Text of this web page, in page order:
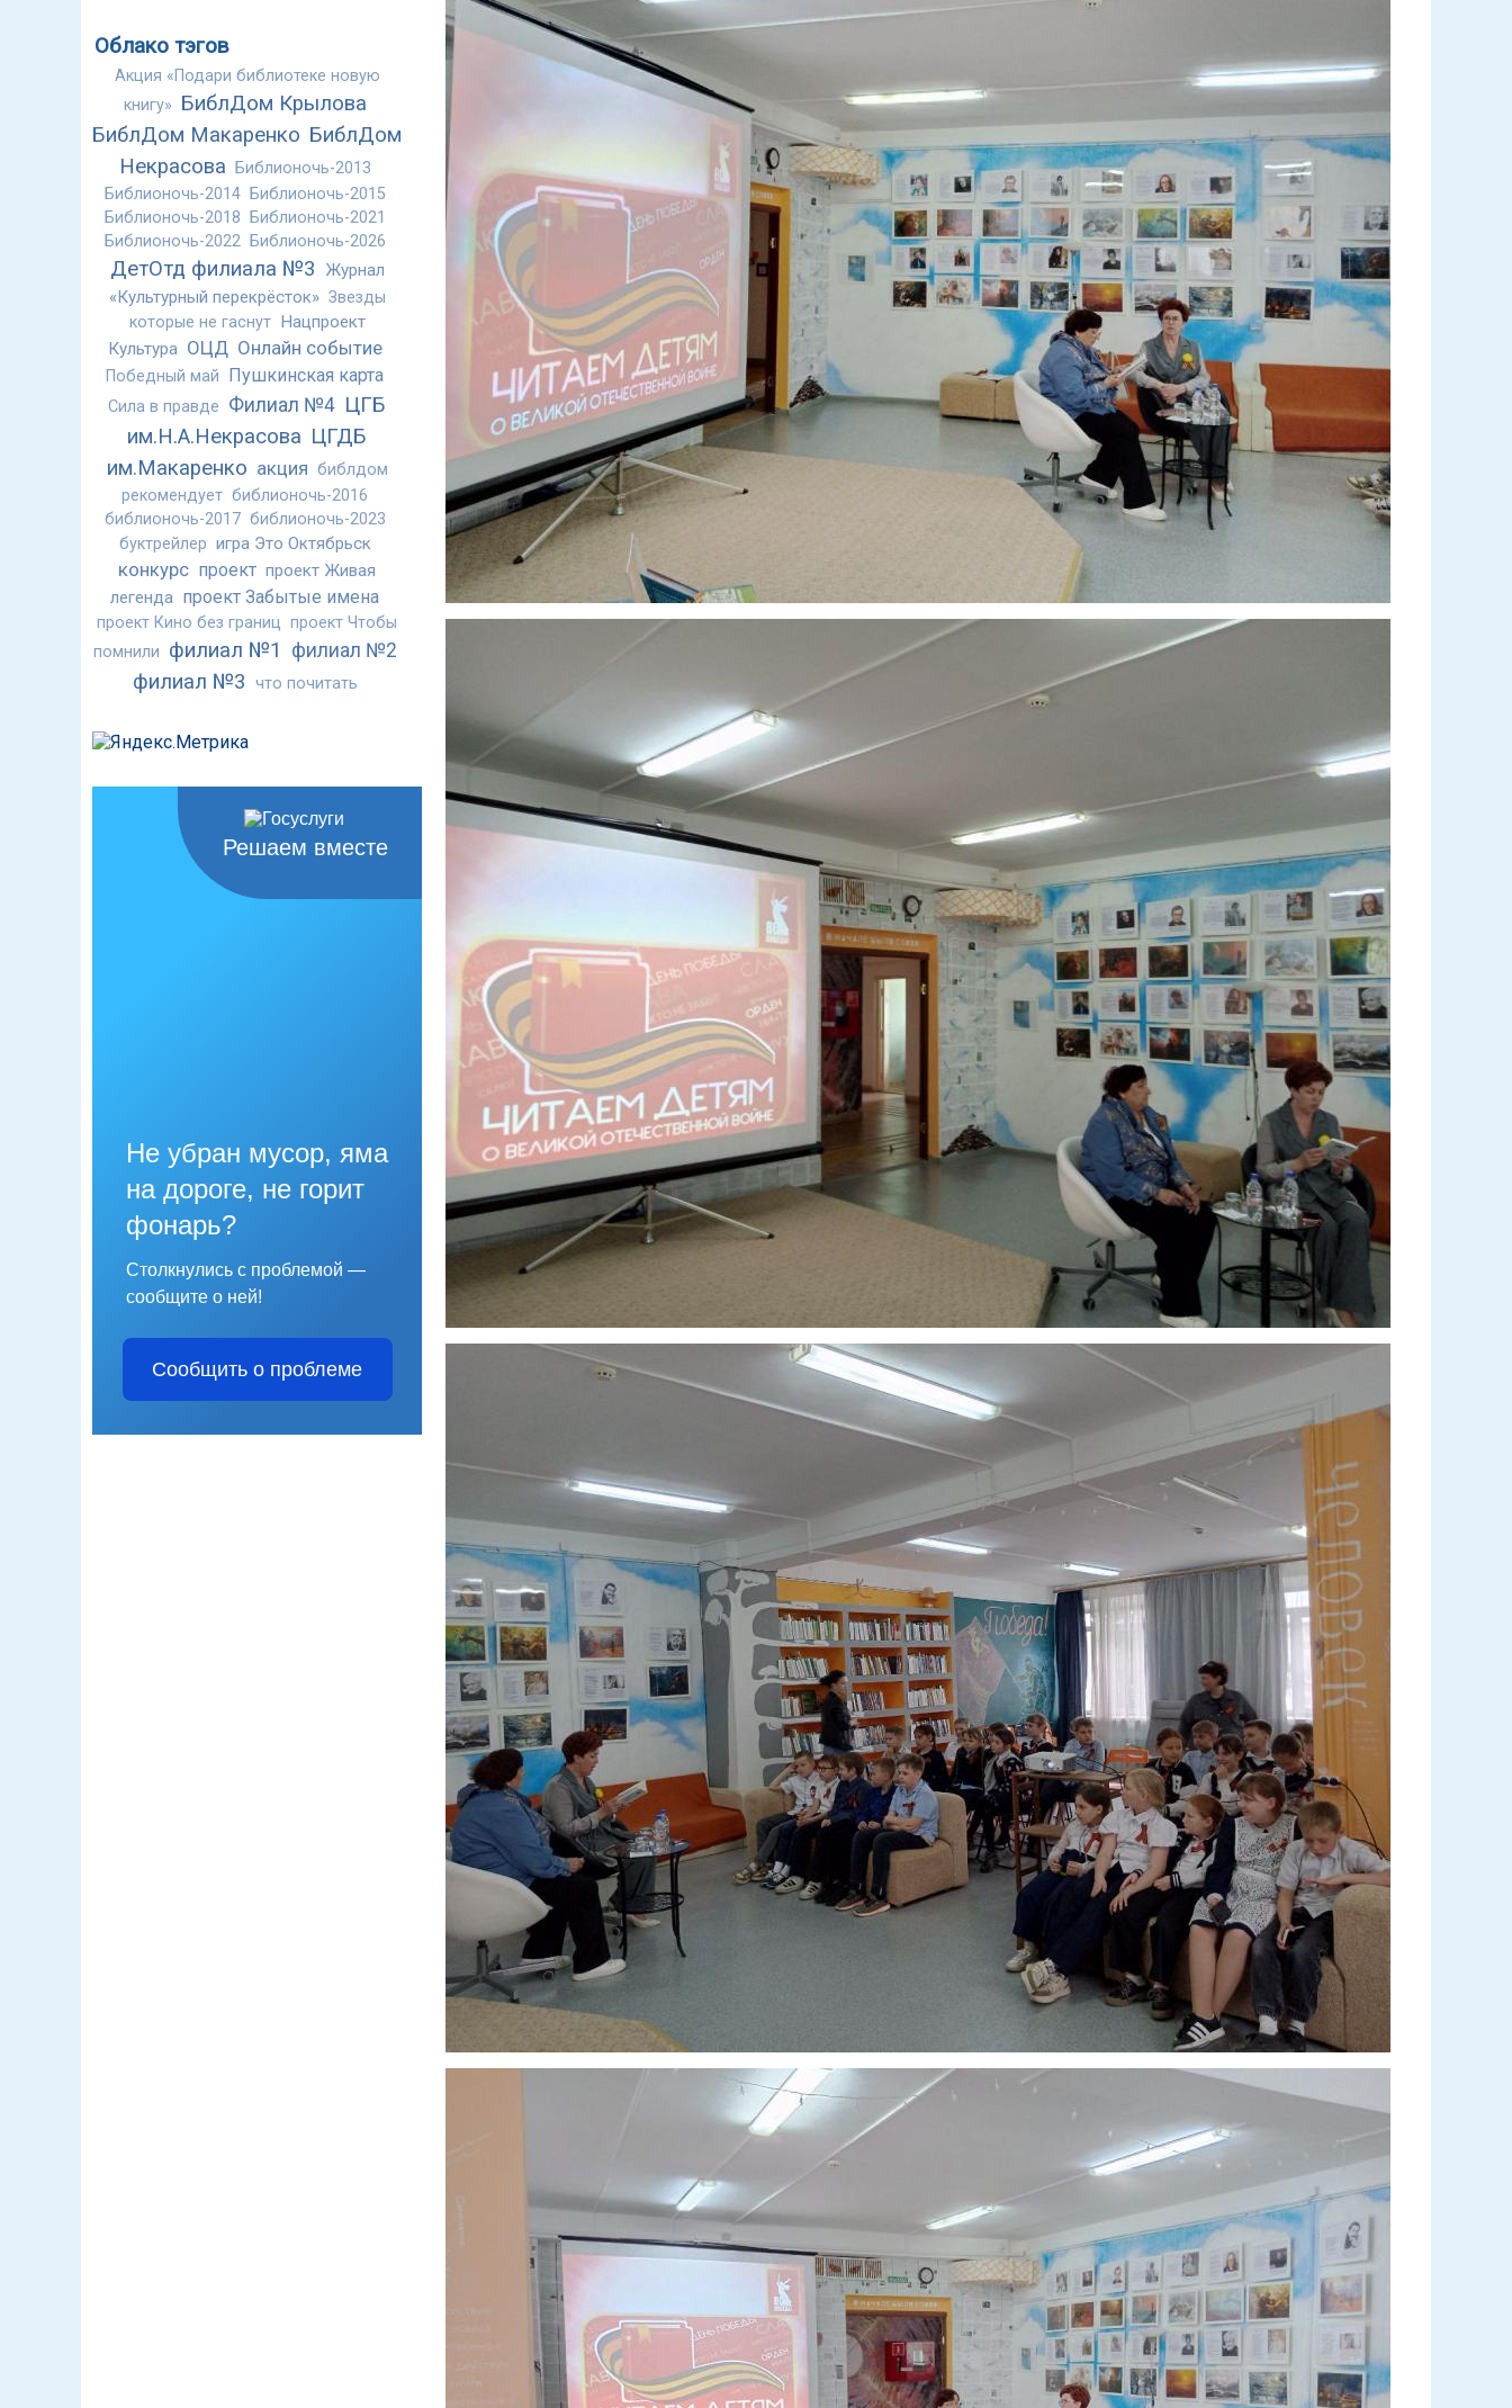
Облако тэгов
Акция «Подари библиотеке новую
книгу» БиблДом Крылова
БиблДом Макаренко БиблДом
Некрасова
Библионочь-2013
Библионочь-2014
Библионочь-2015
Библионочь-2018
Библионочь-2021
Библионочь-2022
Библионочь-2026
ДетОтд филиала №3
Журнал
«Культурный перекрёсток» Звезды
которые не гаснут Нацпроект
Культура ОЦД Онлайн событие
Победный май Пушкинская карта
Сила в правде Филиал №4 ЦГБ
им.Н.А.Некрасова ЦГДБ
им.Макаренко акция библдом
рекомендует библионочь-2016
библионочь-2017 библионочь-2023
буктрейлер игра Это Октябрьск
конкурс проект проект Живая
легенда проект Забытые имена
проект Кино без границ проект Чтобы
помнили филиал №1 филиал №2
филиал №3 что почитать
Решаем вместе
Не убран мусор, яма
на дороге, не горит
фонарь?
Столкнулись с проблемой —
сообщите о ней!
Сообщить о проблеме